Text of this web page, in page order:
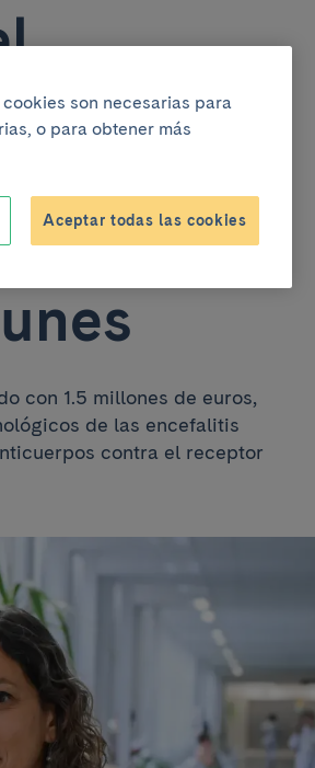
las
con 1.5 millones de euros,
de las encefalitis
contra el receptor
son necesarias para
o para obtener más
Aceptar todas las cookies